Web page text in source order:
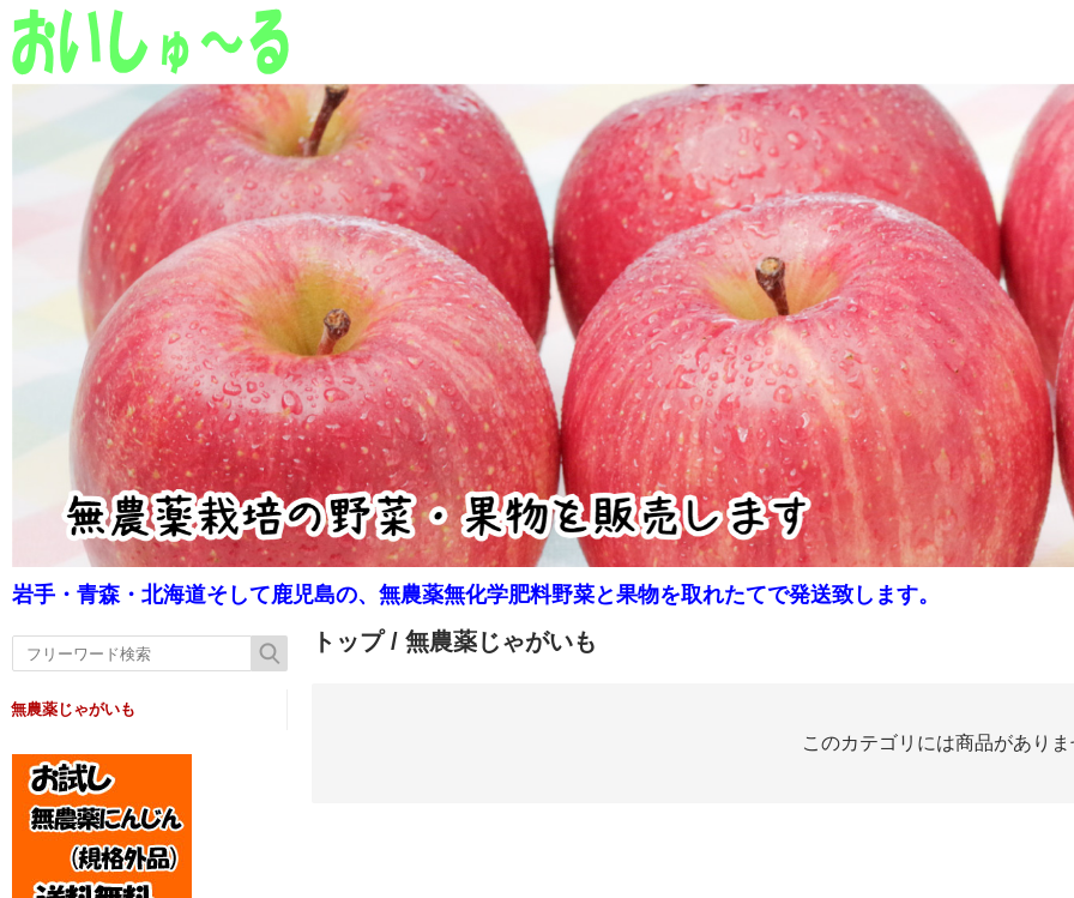
岩手・青森・北海道そして鹿児島の、無農薬無化学肥料野菜と果物を取れたてで発送致します。
無農薬じゃがいも
トップ/ 無農薬じゃがいも
このカテゴリには商品があり